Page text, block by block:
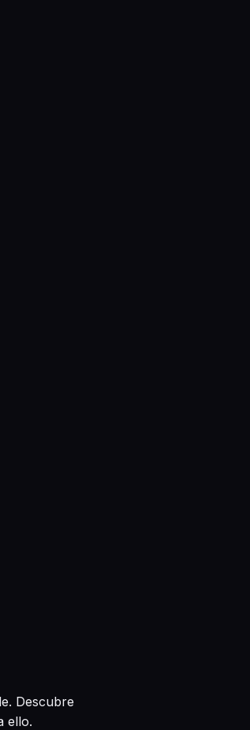
Descubre
ello.